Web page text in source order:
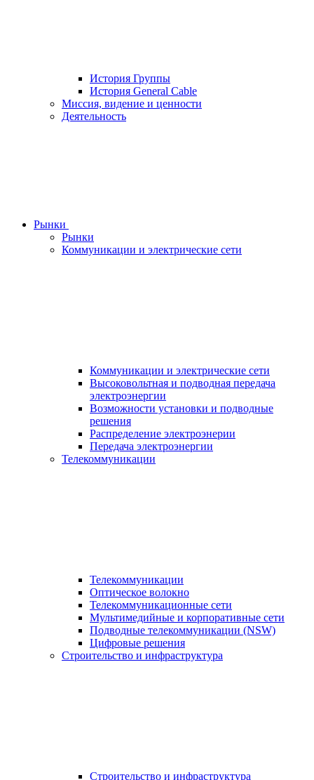
История Группы
История General Cable
Миссия, видение и ценности
Деятельность
Рынки
Рынки
Коммуникации и электрические сети
Коммуникации и электрические сети
Высоковольтная и подводная передача
электроэнергии
Возможности установки и подводные
решения
Распределение электроэнерии
Передача электроэнергии
Телекоммуникации
Телекоммуникации
Оптическое волокно
Телекоммуникационные сети
Мультимедийные и корпоративные сети
Подводные телекоммуникации (NSW)
Цифровые решения
Строительство и инфраструктура
Строительство и инфраструктура